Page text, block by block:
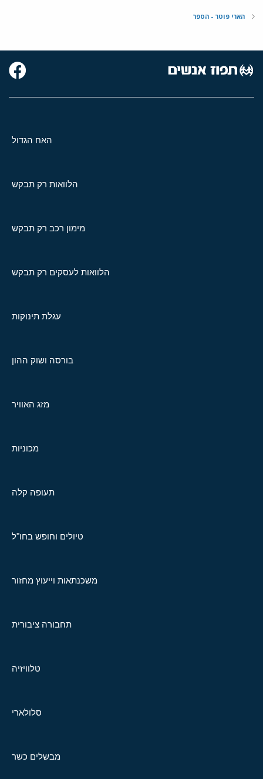
הארי פוטר - הספר
האח הגדול
הלוואות רק תבקש
מימון רכב רק תבקש
הלוואות לעסקים רק תבקש
עגלת תינוקות
בורסה ושוק ההון
מזג האוויר
מכוניות
תעופה קלה
טיולים וחופש בחו"ל
משכנתאות וייעוץ מחזור
תחבורה ציבורית
טלוויזיה
סלולארי
מבשלים כשר